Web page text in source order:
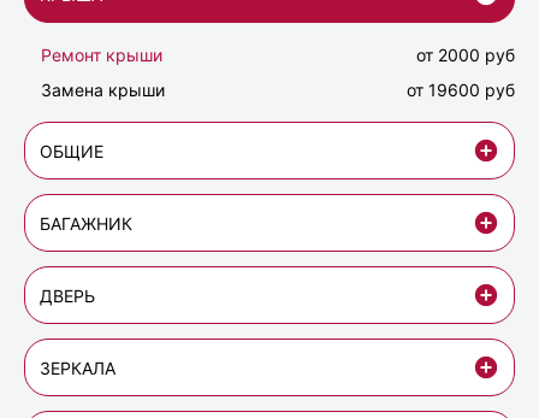
Ремонт крыши
от 2000 руб
Замена крыши
от 19600 руб
ОБЩИЕ
БАГАЖНИК
ДВЕРЬ
ЗЕРКАЛА